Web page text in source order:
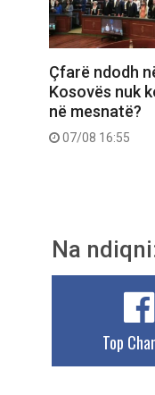
Çfarë ndodh
Kosovës nuk
në mesnatë?
07/08 16:55
Na
Top